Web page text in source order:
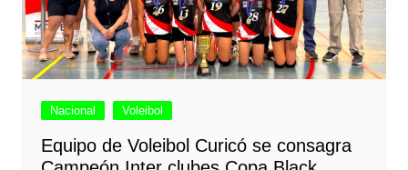
Nacional Voleibol
Equipo de Voleibol Curicó se consagra